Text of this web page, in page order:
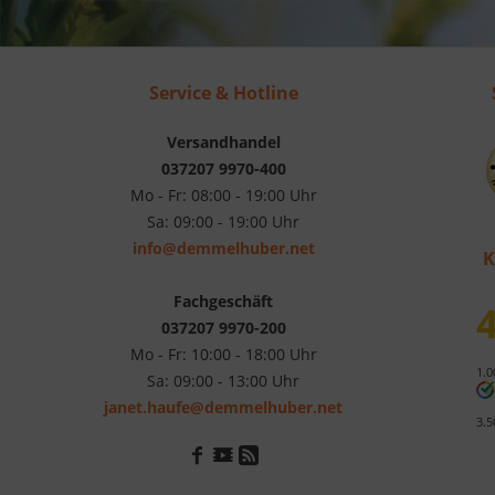
Service & Hotline
Versandhandel
037207 9970-400
Mo - Fr: 08:00 - 19:00 Uhr
Sa: 09:00 - 19:00 Uhr
info@demmelhuber.net
Fachgeschäft
037207 9970-200
Mo - Fr: 10:00 - 18:00 Uhr
Sa: 09:00 - 13:00 Uhr
janet.haufe@demmelhuber.net